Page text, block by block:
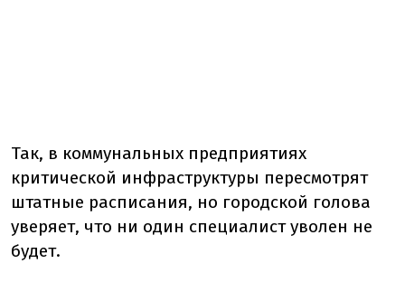
Так, в коммунальных предприятиях
критической инфраструктуры пересмотрят
штатные расписания, но городской голова
уверяет, что ни один специалист уволен не
будет.